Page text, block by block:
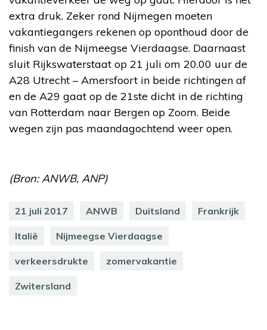
extra druk. Zeker rond Nijmegen moeten
vakantiegangers rekenen op oponthoud door de
finish van de Nijmeegse Vierdaagse. Daarnaast
sluit Rijkswaterstaat op 21 juli om 20.00 uur de
A28 Utrecht – Amersfoort in beide richtingen af
en de A29 gaat op de 21ste dicht in de richting
van Rotterdam naar Bergen op Zoom. Beide
wegen zijn pas maandagochtend weer open.
(Bron: ANWB, ANP)
21 juli 2017 ANWB Duitsland Frankrijk
Italië Nijmeegse Vierdaagse
verkeersdrukte zomervakantie
Zwitersland